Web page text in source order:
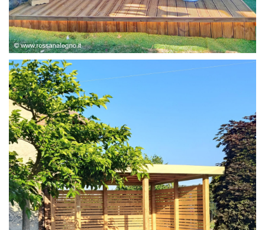
STRUTTURA ABETE LAMELLARE, RIVESTIMENTO IN
LARICE,